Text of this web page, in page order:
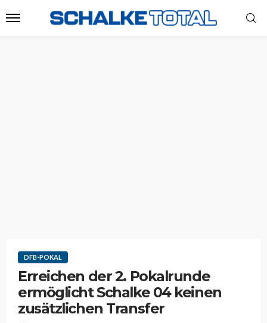
DFB-POKAL
Erreichen der 2. Pokalrunde
ermöglicht Schalke 04 keinen
zusätzlichen Transfer